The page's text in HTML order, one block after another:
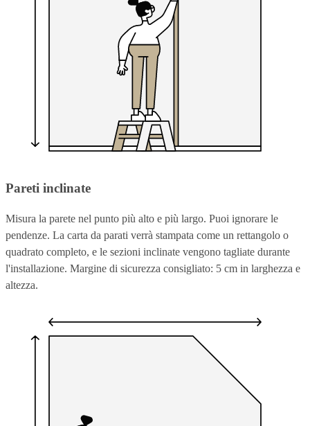
Pareti inclinate
Misura la parete nel punto più alto e più largo. Puoi ignorare le
pendenze. La carta da parati verrà stampata come un rettangolo o
quadrato completo, e le sezioni inclinate vengono tagliate durante
l'installazione. Margine di sicurezza consigliato: 5 cm in larghezza e
altezza.